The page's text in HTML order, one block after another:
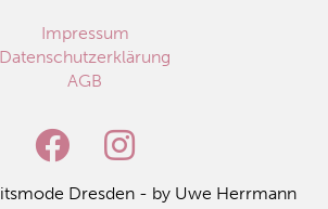
Impressum
Datenschutzerklärung
AGB
Dres­den - by Uwe Herr­mann